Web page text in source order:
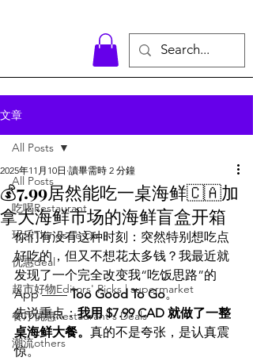
文章
All Posts
吃喝Restaurant
玩乐Things To Do
优惠deal
超市好物Editors' Picks | supermarket
餐厅优惠Restaurant's Deals
潮流others
All Posts
💰7.99居然能吃一桌海鲜🇨🇦加
拿大海鲜市场的海鲜盲盒开箱
2025年11月10日 讀畢需時 2 分鐘
你们有没有这种时刻：突然特别想吃点
好吃的，但又不想花太多钱？我最近就
发现了一个完全改变我“吃饭思路”的
App —— Too Good To Go。
先说重点：我用 $7.99 CAD 就做了一整
桌海鲜大餐。 真的不是夸张，是认真震
惊。